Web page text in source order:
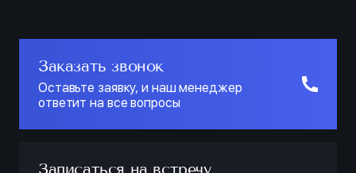
Заказать звонок
Оставьте заявку, и наш менеджер
ответит на все вопросы
Записаться на встречу